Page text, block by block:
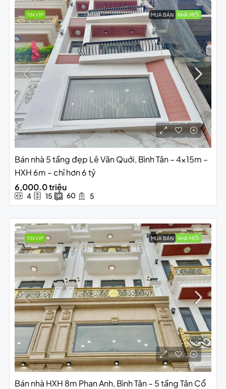
TIN VIP MUA BÁN NHÀ MỚI
Bán nhà 5 tầng đẹp Lê Văn Quới, Bình Tân – 4x15m –
HXH 6m – chỉ hơn 6 tỷ
6,000.0 triệu
4 15 60 5
TIN VIP MUA BÁN NHÀ MỚI
Bán nhà HXH 8m Phan Anh, Bình Tân – 5 tầng Tân Cổ